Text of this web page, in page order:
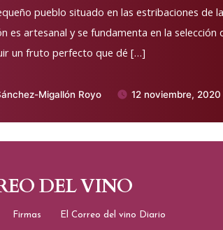
pueblo situado en las estribaciones de
es artesanal y se fundamenta en la selección
un fruto perfecto que dé […]
Migallón Royo 12 noviembre, 2020
DEL VINO
Firmas El Correo del vino Diario